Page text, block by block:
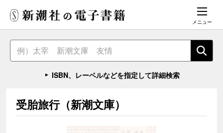
メニュー
ISBN、レーベルなどを指定して詳細検索
受胎旅行（新潮文庫）